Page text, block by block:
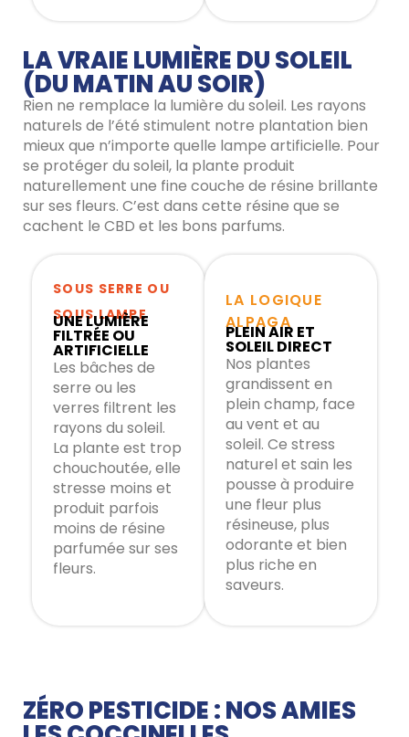
LA VRAIE LUMIÈRE DU SOLEIL
(DU MATIN AU SOIR)
Rien ne remplace la lumière du soleil. Les rayons
naturels de l’été stimulent notre plantation bien
mieux que n’importe quelle lampe artificielle. Pour
se protéger du soleil, la plante produit
naturellement une fine couche de résine brillante
sur ses fleurs. C’est dans cette résine que se
cachent le CBD et les bons parfums.
SOUS SERRE OU
SOUS LAMPE
UNE LUMIÈRE
FILTRÉE OU
ARTIFICIELLE
Les bâches de
serre ou les
verres filtrent les
rayons du soleil.
La plante est trop
chouchoutée, elle
stresse moins et
produit parfois
moins de résine
parfumée sur ses
fleurs.
LA LOGIQUE
ALPAGA
PLEIN AIR ET
SOLEIL DIRECT
Nos plantes
grandissent en
plein champ, face
au vent et au
soleil. Ce stress
naturel et sain les
pousse à produire
une fleur plus
résineuse, plus
odorante et bien
plus riche en
saveurs.
ZÉRO PESTICIDE : NOS AMIES